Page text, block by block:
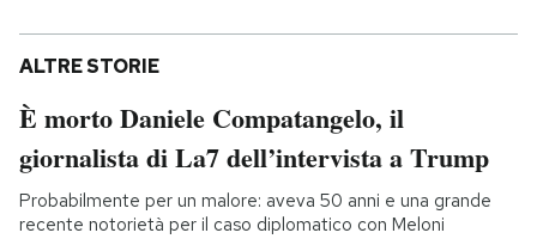
ALTRE STORIE
È morto Daniele Compatangelo, il
giornalista di La7 dell’intervista a Trump
Probabilmente per un malore: aveva 50 anni e una grande
recente notorietà per il caso diplomatico con Meloni